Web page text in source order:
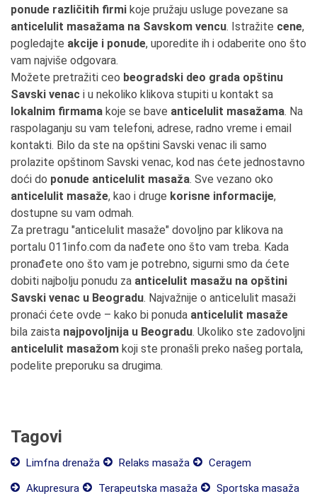
ponude različitih firmi koje pružaju usluge povezane sa
anticelulit masažama na Savskom vencu. Istražite cene,
pogledajte akcije i ponude, uporedite ih i odaberite ono što
vam najviše odgovara.
Možete pretražiti ceo beogradski deo grada opštinu
Savski venac i u nekoliko klikova stupiti u kontakt sa
lokalnim firmama koje se bave anticelulit masažama. Na
raspolaganju su vam telefoni, adrese, radno vreme i email
kontakti. Bilo da ste na opštini Savski venac ili samo
prolazite opštinom Savski venac, kod nas ćete jednostavno
doći do ponude anticelulit masaža. Sve vezano oko
anticelulit masaže, kao i druge korisne informacije,
dostupne su vam odmah.
Za pretragu "anticelulit masaže" dovoljno par klikova na
portalu 011info.com da nađete ono što vam treba. Kada
pronađete ono što vam je potrebno, sigurni smo da ćete
dobiti najbolju ponudu za anticelulit masažu na opštini
Savski venac u Beogradu. Najvažnije o anticelulit masaži
pronaći ćete ovde – kako bi ponuda anticelulit masaže
bila zaista najpovoljnija u Beogradu. Ukoliko ste zadovoljni
anticelulit masažom koji ste pronašli preko našeg portala,
podelite preporuku sa drugima.
Tagovi
Limfna drenaža Relaks masaža
Ceragem
Akupresura
Terapeutska masaža
Sportska masaža